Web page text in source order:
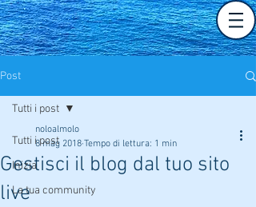
Post
Tutti i post
Inizia
La tua community
Tutti i post
Gestisci il blog dal tuo sito
live
noloalmolo
8 mag 2018 Tempo di lettura: 1 min